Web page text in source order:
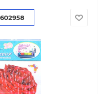
602958